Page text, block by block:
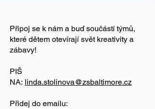
Připoj se k nám a buď součástí týmů,
které dětem otevírají svět kreativity a
zábavy!
PIŠ
NA: linda.stolinova@zsbaltimore.cz
Přidej do emailu: